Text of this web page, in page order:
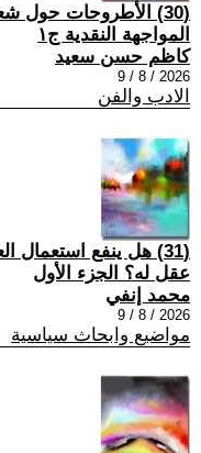
(30) الأطروحات حول
المواجهة النقدية ج١
كاظم حسن سعيد
2026 / 8 / 9
الادب والفن
(31) هل ينفع
عقل له؟ الجزء الأول
محمد إنفي
2026 / 8 / 9
مواضيع وابحاث سياسية